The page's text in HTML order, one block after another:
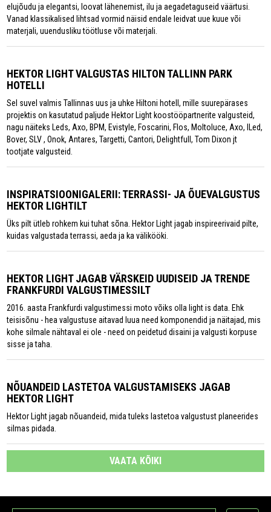
elujõudu ja elegantsi, loovat lähenemist, ilu ja aegadetaguseid väärtusi.
Vanad klassikalised lihtsad vormid näisid endale leidvat uue kuue või
materjali, uuendusliku töötluse või materjali.
HEKTOR LIGHT VALGUSTAS HILTON TALLINN PARK
HOTELLI
Sel suvel valmis Tallinnas uus ja uhke Hiltoni hotell, mille suurepärases
projektis on kasutatud paljude Hektor Light koostööpartnerite valgusteid,
nagu näiteks Leds, Axo, BPM, Evistyle, Foscarini, Flos, Moltoluce, Axo, ILed,
Bover, SLV , Onok, Antares, Targetti, Cantori, Delightfull, Tom Dixon jt
tootjate valgusteid.
INSPIRATSIOONIGALERII: TERRASSI- JA ÕUEVALGUSTUS
HEKTOR LIGHTILT
Üks pilt ütleb rohkem kui tuhat sõna. Hektor Light jagab inspireerivaid pilte,
kuidas valgustada terrassi, aeda ja ka välikööki.
HEKTOR LIGHT JAGAB VÄRSKEID UUDISEID JA TRENDE
FRANKFURDI VALGUSTIMESSILT
2016. aasta Frankfurdi valgustimessi moto võiks olla light is data. Ehk
teisisõnu - hea valgustuse aitavad luua need komponendid ja näitajad, mis
kohe silmale nähtaval ei ole - need on peidetud disaini ja valgusti korpuse
sisse ja taha.
NÕUANDEID LASTETOA VALGUSTAMISEKS JAGAB
HEKTOR LIGHT
Hektor Light jagab nõuandeid, mida tuleks lastetoa valgustust planeerides
silmas pidada.
VAATA KÕIKI